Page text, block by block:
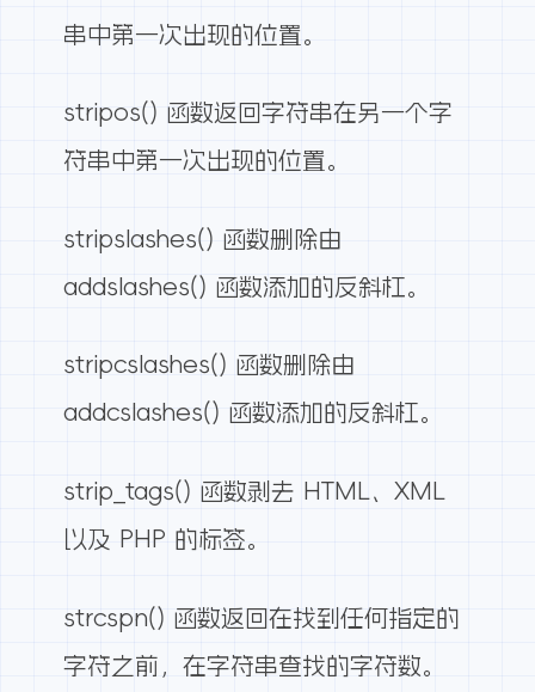
串中第一次出现的位置。
stripos() 函数返回字符串在另一个字
符串中第一次出现的位置。
stripslashes() 函数删除由
addslashes() 函数添加的反斜杠。
stripcslashes() 函数删除由
addcslashes() 函数添加的反斜杠。
strip_tags() 函数剥去 HTML、XML
以及 PHP 的标签。
strcspn() 函数返回在找到任何指定的
字符之前，在字符串查找的字符数。